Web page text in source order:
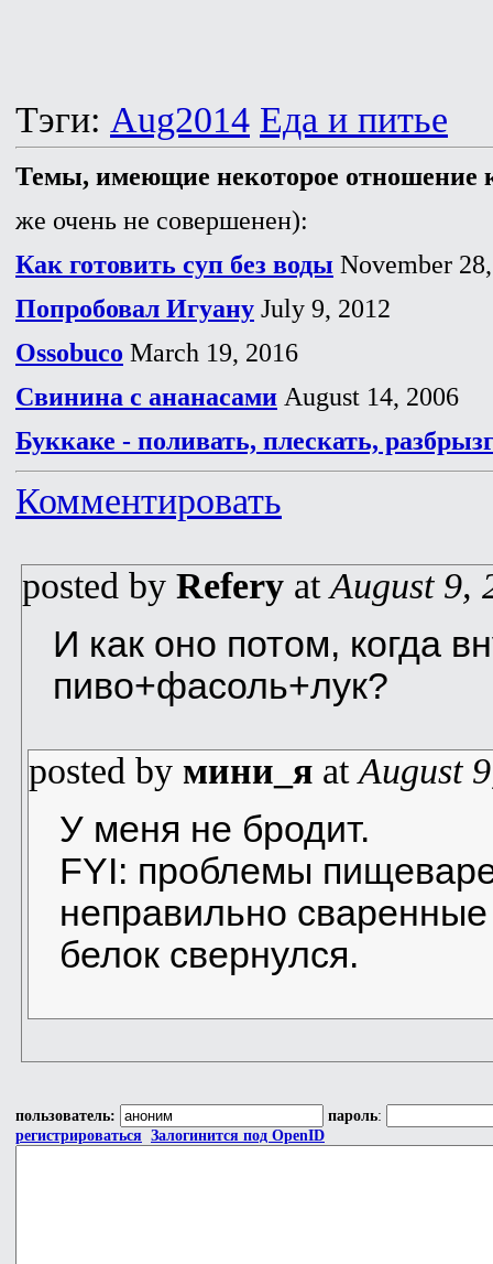
Тэги: Aug2014 Еда и питье
Темы, имеющие некоторое отношение
же очень не совершенен):
Как готовить суп без воды November
Попробовал Игуану July 9, 2012
Ossobuco March 19, 2016
Свинина с ананасами August 14, 2006
Буккаке - поливать, плескать,
Комментировать
posted by Refery atAugust 9,
И как оно потом, когда
пиво+фасоль+лук?
posted by мини_я atAugust
У меня не бродит.
FYI: проблемы
неправильно
белок свернулся.
пользователь: пароль:
регистрироваться Залогинится под OpenID